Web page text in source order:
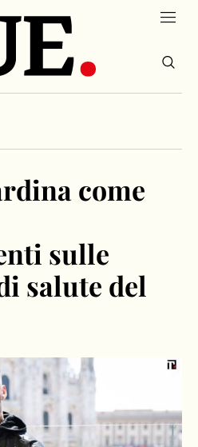
come
sulle
salute del